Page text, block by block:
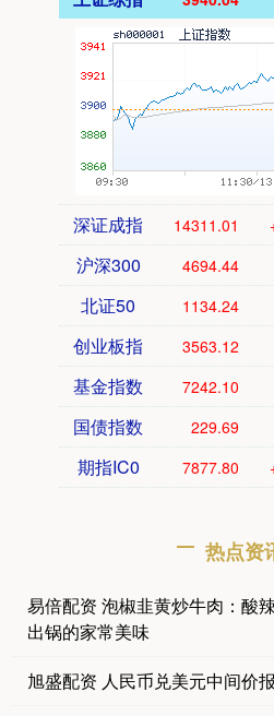
深证成指 14311.01
沪深300 4694.44
北证50 1134.24
创业板指 3563.12
基金指数 7242.10
国债指数 229.69
期指IC0 7877.80
热点资
易倍配资 泡椒韭黄炒牛肉：酸
出锅的家常美味
旭盛配资 人民币兑美元中间价